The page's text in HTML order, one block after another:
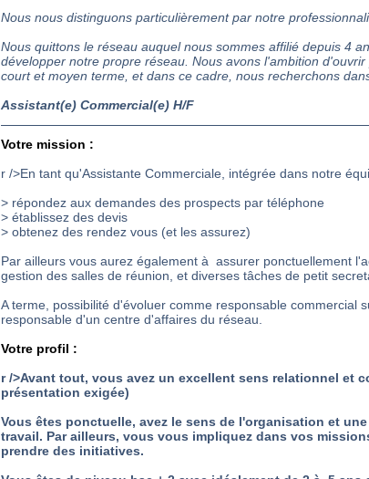
Nous nous distinguons particulièrement par notre
Nous quittons le réseau auquel nous sommes affilié depuis 4
développer notre propre réseau. Nous avons l'ambition
court et moyen terme, et dans ce cadre, nous recherchons
Assistant(e) Commercial(e) H/F
Votre mission :
r />En tant qu'Assistante Commerciale, intégrée dans notre
> répondez aux demandes des prospects par téléphone
> établissez des devis
> obtenez des rendez vous (et les assurez)
Par ailleurs vous aurez également à assurer ponctuellement
gestion des salles de réunion, et diverses tâches de petit
A terme, possibilité d'évoluer comme responsable commercial
responsable d'un centre d'affaires du réseau.
Votre profil :
r />Avant tout, vous avez un excellent sens relationnel et
présentation exigée)
Vous êtes ponctuelle, avez le sens de l'organisation et
travail. Par ailleurs, vous vous impliquez dans vos
prendre des initiatives.